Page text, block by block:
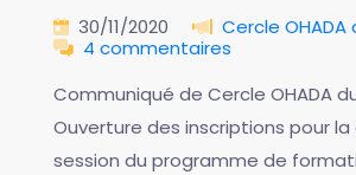
30/11/2020
Cercle OHADA
4 commentaires
Communiqué de Cercle OHADA
Ouverture des inscriptions pour
session du programme de